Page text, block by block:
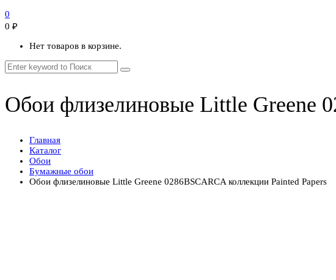
0
0 ₽
Нет товаров в корзине.
Обои флизелиновые Little Greene
Главная
Каталог
Обои
Бумажные обои
Обои флизелиновые Little Greene 0286BSCARCA коллекции Painted Papers